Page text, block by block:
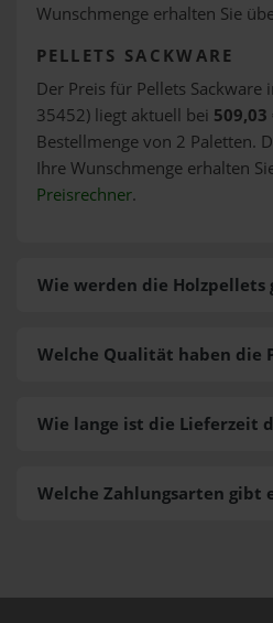
Wunschmenge erhalten Sie
PELLETS SACKWARE
Der Preis für Pellets Sackware
35452) liegt aktuell bei
Bestellmenge von 2 Paletten.
Ihre Wunschmenge erhalten
Preisrechner.
Wie werden die Holzpellets
Welche Zahlungsarten gibt
Welche Qualität haben die
Wie lange ist die Lieferzeit